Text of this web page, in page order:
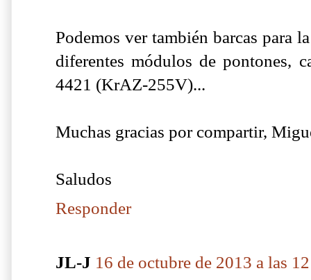
Podemos ver también barcas para
diferentes módulos de pontones,
4421 (KrAZ-255V)...
Muchas gracias por compartir,
Saludos
Responder
JL-J 16 de octubre de 2013 a las